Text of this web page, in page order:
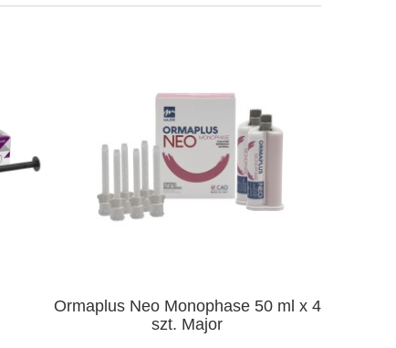
Ormaplus Neo Monophase 50 ml x 4
szt. Major